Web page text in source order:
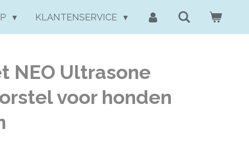
KLANTENSERVICE
NEO Ultrasone
voor honden